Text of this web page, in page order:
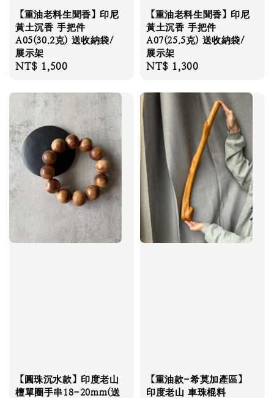
【重油老料生聞香】印尼
黃土沉香 手把件
A05(30.2克) 送收納袋/
展示架
Regular
NT$ 1,500
【重油老料生聞香】印尼
黃土沉香 手把件
A07(25.5克) 送收納袋/
展示架
Regular
NT$ 1,300
【圓珠沉水款】印度老山
檀單圈手串18-20mm(送
【重油款-希莫加產區】
印度老山 車珠棍料